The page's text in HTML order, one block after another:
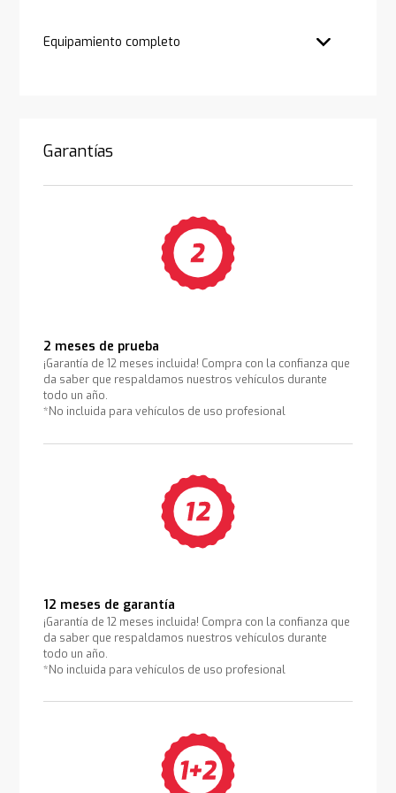
Equipamiento completo
Garantías
2 meses de prueba
¡Garantía de 12 meses incluida! Compra con la confianza que
da saber que respaldamos nuestros vehículos durante
todo un año.
*No incluida para vehículos de uso profesional
12 meses de garantía
¡Garantía de 12 meses incluida! Compra con la confianza que
da saber que respaldamos nuestros vehículos durante
todo un año.
*No incluida para vehículos de uso profesional